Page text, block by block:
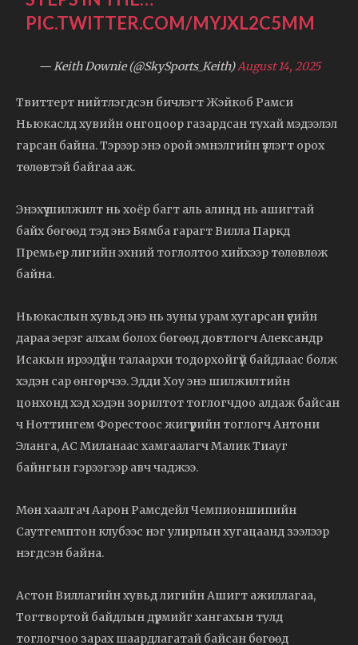
PIC.TWITTER.COM/MYJXL2C5MM
— Keith Downie (@SkySports_Keith)August 14, 2025
Твиттерт нийтлэгдсэн бичлэгт Жэйкоб Рамси
Ньюкаслд хувийн онгоцоор газардсан тухай мэдээлэл
гарсан байна. Тэрээр энэ орой эмнэлгийн үзлэгт орох
төлөвтэй байгаа аж.
Энэхүү шилжилт нь хоёр багт аль алинд нь ашигтай
байх бөгөөд тэд энэ Бямба гарагт Вилла Паркд
Премьер лигийн эхний тоглолтоо хийхээр төлөвлөж
байна.
Ньюкаслын хувьд энэ нь зуны урам хугарсан үеийн
дараа эерэг алхам болох бөгөөд довтлогч Александр
Исакын ирээдүйн талаархи тодорхойгүй байдлаас болж
хэдэн сар өнгөрчээ. Эдди Хоу энэ шилжилтийн
цонхонд хэд хэдэн зорилтот тоглогчдоо алдаж байсан
ч Ноттингем Форестоос жигүүрийн тоглогч Антони
Эланга, АС Миланаас хамгаалагч Малик Тиауг
байнгын гэрээгээр авч чаджээ.
Мөн хаалгач Аарон Рамсдейл Чемпионшипийн
Саутгемптон клубээс нэг улирлын хугацаанд зээлээр
нэгдсэн байна.
Астон Виллагийн хувьд лигийн Ашигт ажиллагаа,
Тогтвортой байдлын дүрмийг хангахын тулд
тоглогчоо зарах шаардлагатай байсан бөгөөд